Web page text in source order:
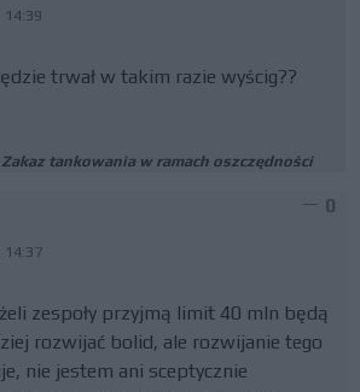
14:39
trwał w takim razie wyścig??
Zakaz tankowania w ramach oszczędności
14:37
0
zespoły przyjmą limit 40 mln będą
rozwijać bolid, ale rozwijanie tego
nie jestem ani sceptycznie